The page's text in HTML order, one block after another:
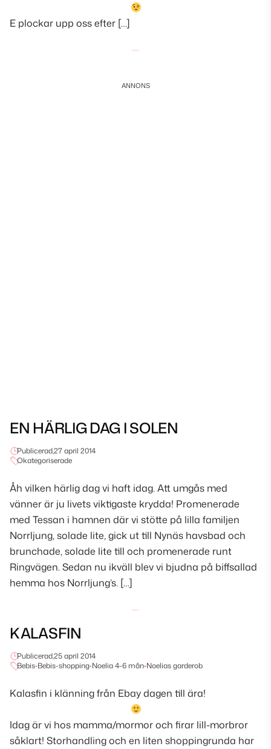
E plockar upp oss efter […]
EN HÄRLIG DAG I SOLEN
Publicerad,27 april 2014
Okategoriserade
Åh vilken härlig dag vi haft idag. Att umgås med
vänner är ju livets viktigaste krydda! Promenerade
med Tessan i hamnen där vi stötte på lilla familjen
Norrljung, solade lite, gick ut till Nynäs havsbad och
brunchade, solade lite till och promenerade runt
Ringvägen. Sedan nu ikväll blev vi bjudna på biffsallad
hemma hos Norrljung’s. […]
KALASFIN
Publicerad,25 april 2014
Bebis•Bebis-shopping•Noelia 4-6 mån•Noelias garderob
Kalasfin i klänning från Ebay dagen till ära!
Idag är vi hos mamma/mormor och firar lill-morbror
såklart! Storhandling och en liten shoppingrunda har